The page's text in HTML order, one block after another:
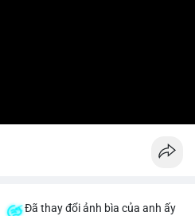
Đã thay đổi ảnh bìa của anh ấy